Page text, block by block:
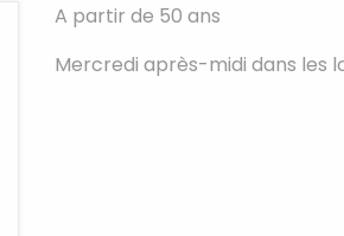
A partir de 50 ans
Mercredi après-midi dans les